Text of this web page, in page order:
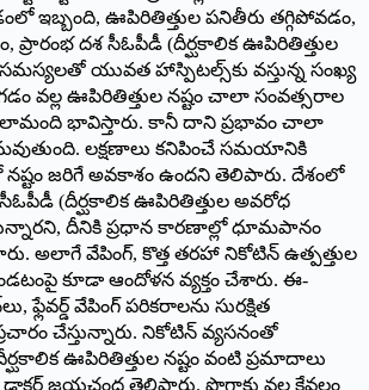
ఇబ్బంది, ఊపిరితిత్తుల పనితీరు తగ్గిపోవడం,
ప్రారంభ దశ సీఓపీడీ (దీర్ఘకాలిక ఊపిరితిత్తుల
యువత హాస్పిటల్స్‌కు వస్తున్న సంఖ్య
వల్ల ఊపిరితిత్తుల నష్టం చాలా సంవత్సరాల
భావిస్తారు. కానీ దాని ప్రభావం చాలా
లక్షణాలు కనిపించే సమయానికి
జరిగే అవకాశం ఉందని తెలిపారు. దేశంలో
(దీర్ఘకాలిక ఊపిరితిత్తుల అవరోధ
దీనికి ప్రధాన కారణాల్లో ధూమపానం
అలాగే వేపింగ్, కొత్త తరహా నికోటిన్ ఉత్పత్తుల
కూడా ఆందోళన వ్యక్తం చేశారు. ఈ-
ఫ్లేవర్డ్ వేపింగ్ పరికరాలను సురక్షిత
చేస్తున్నారు. నికోటిన్ వ్యసనంతో
ఊపిరితిత్తుల నష్టం వంటి ప్రమాదాలు
జయచంద్ర తెలిపారు. పొగాకు వల్ల కేవలం